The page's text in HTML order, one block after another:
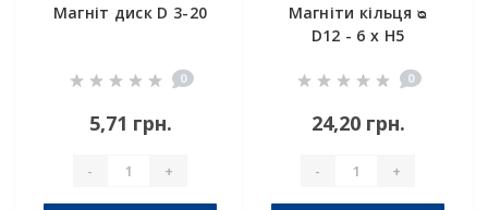
Магніт диск D 3-20
0
5,71 грн.
- +
Магніти кільця ᴓ
D12 - 6 x H5
0
24,20 грн.
- +